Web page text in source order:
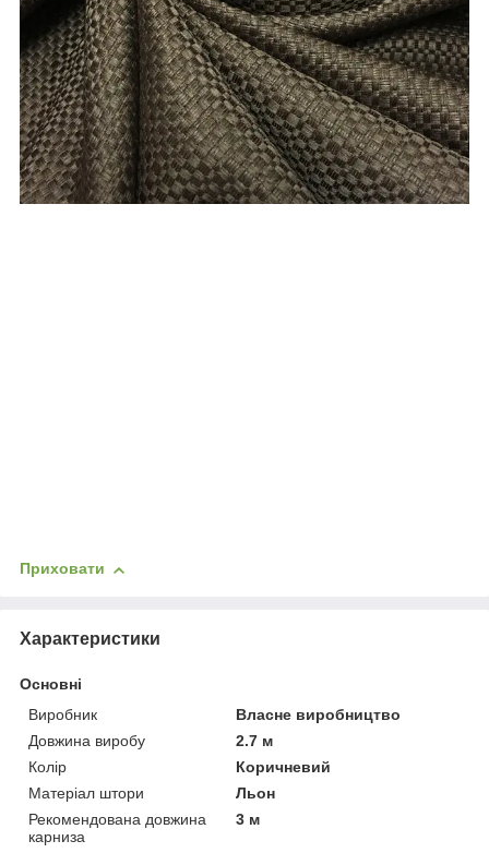
Приховати
Характеристики
Основні
Виробник
Власне виробництво
Довжина виробу
2.7 м
Колір
Коричневий
Матеріал штори
Льон
Рекомендована довжина
карниза
3 м